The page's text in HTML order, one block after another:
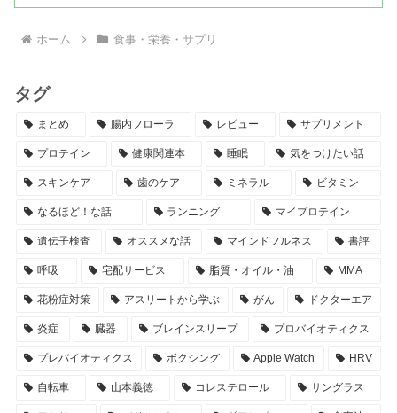
ホーム 食事・栄養・サプリ
タグ
まとめ 腸内フローラ レビュー サプリメント
プロテイン 健康関連本 睡眠 気をつけたい話
スキンケア 歯のケア ミネラル ビタミン
なるほど！な話 ランニング マイプロテイン
遺伝子検査 オススメな話 マインドフルネス 書評
呼吸 宅配サービス 脂質・オイル・油 MMA
花粉症対策 アスリートから学ぶ がん ドクターエア
炎症 臓器 ブレインスリープ プロバイオティクス
プレバイオティクス ボクシング Apple Watch HRV
自転車 山本義徳 コレステロール サングラス